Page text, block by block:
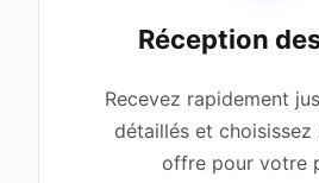
Réception
Recevez rapidement
détaillés et choisissez
offre pour votre